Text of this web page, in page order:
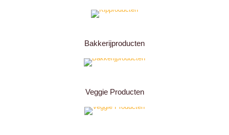
Bakkerijproducten
Veggie Producten